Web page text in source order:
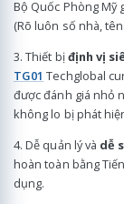
Bộ Quốc Phòng Mỹ
(Rõ luôn số nhà,
3. Thiết bịđịnh vị
TG01 Techglobal
được đánh giá nhỏ
không lo bị phát
4. Dễ quản lý và dễ
hoàn toàn bằng
dụng.